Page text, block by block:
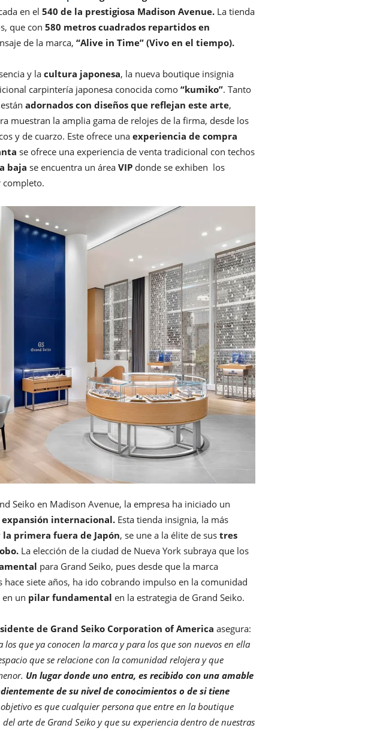
en el 540 de la prestigiosa Madison Avenue. La tienda
que con 580 metros cuadrados repartidos en
de la marca, “Alive in Time” (Vivo en el tiempo).
y la cultura japonesa, la nueva boutique insignia
carpintería japonesa conocida como “kumiko”. Tanto
adornados con diseños que reflejan este arte,
muestran la amplia gama de relojes de la firma, desde los
y de cuarzo. Este ofrece una experiencia de compra
se ofrece una experiencia de venta tradicional con techos
baja se encuentra un área VIP donde se exhiben los
completo.
Seiko en Madison Avenue, la empresa ha iniciado un
expansión internacional. Esta tienda insignia, la más
la primera fuera de Japón, se une a la élite de sus tres
La elección de la ciudad de Nueva York subraya que los
para Grand Seiko, pues desde que la marca
hace siete años, ha ido cobrando impulso en la comunidad
un pilar fundamental en la estrategia de Grand Seiko.
de Grand Seiko Corporation of America asegura:
que ya conocen la marca y para los que son nuevos en ella
que se relacione con la comunidad relojera y que
Un lugar donde uno entra, es recibido con una amable
de su nivel de conocimientos o de si tiene
es que cualquier persona que entre en la boutique
arte de Grand Seiko y que su experiencia dentro de nuestras